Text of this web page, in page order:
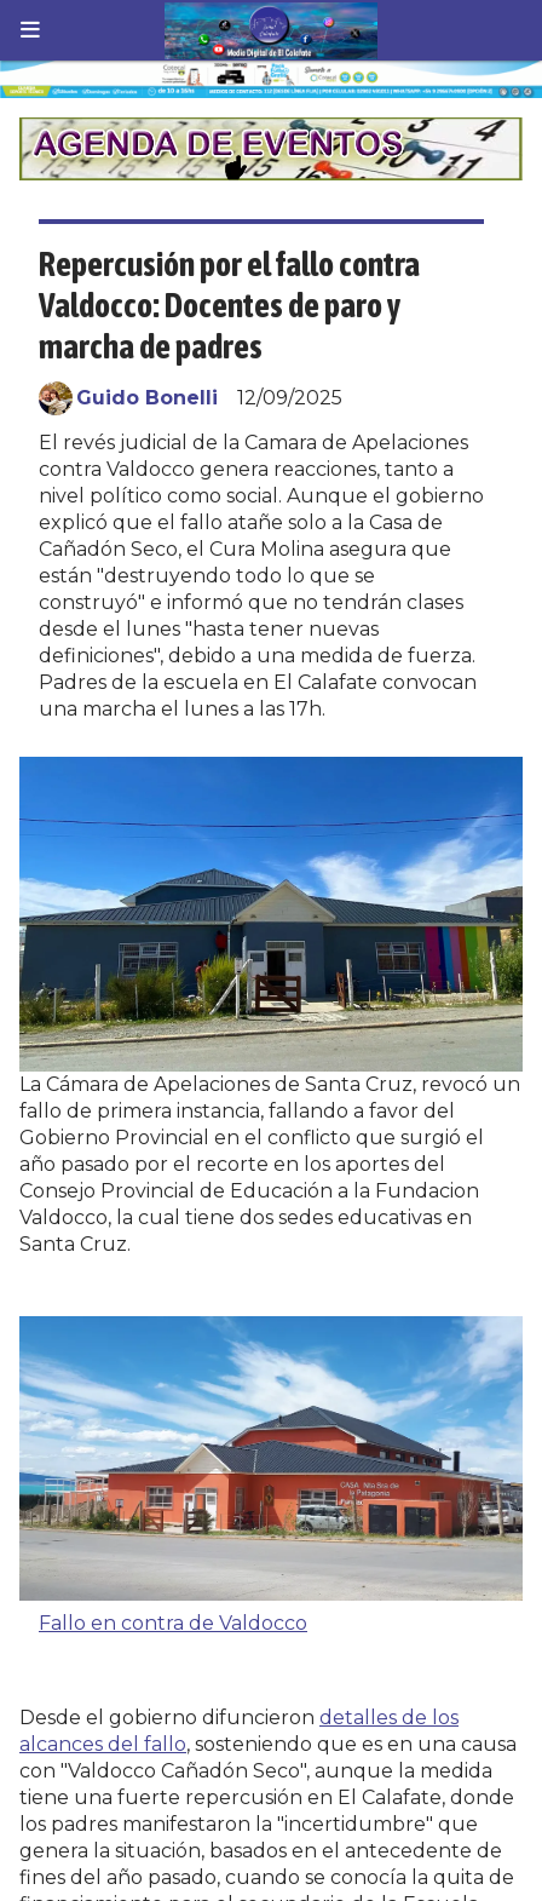
Repercusión por el fallo contra
Valdocco: Docentes de paro y
marcha de padres
El revés judicial de la Camara de Apelaciones
contra Valdocco genera reacciones, tanto a
nivel político como social. Aunque el gobierno
explicó que el fallo atañe solo a la Casa de
Cañadón Seco, el Cura Molina asegura que
están "destruyendo todo lo que se
construyó" e informó que no tendrán clases
desde el lunes "hasta tener nuevas
definiciones", debido a una medida de fuerza.
Padres de la escuela en El Calafate convocan
una marcha el lunes a las 17h.
12/09/2025
Guido Bonelli
La Cámara de Apelaciones de Santa Cruz, revocó un
fallo de primera instancia, fallando a favor del
Gobierno Provincial en el conflicto que surgió el
año pasado por el recorte en los aportes del
Consejo Provincial de Educación a la Fundacion
Valdocco, la cual tiene dos sedes educativas en
Santa Cruz.
Fallo en contra de Valdocco
Desde el gobierno difuncieron detalles de los
alcances del fallo, sosteniendo que es en una causa
con "Valdocco Cañadón Seco", aunque la medida
tiene una fuerte repercusión en El Calafate, donde
los padres manifestaron la "incertidumbre" que
genera la situación, basados en el antecedente de
fines del año pasado, cuando se conocía la quita de